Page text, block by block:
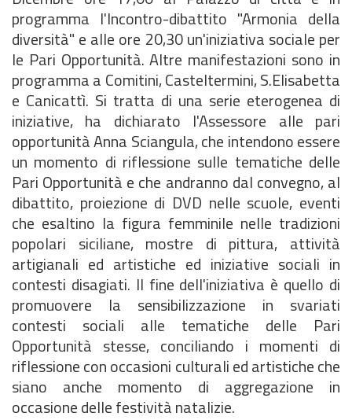
programma l'Incontro-dibattito "Armonia della
diversità" e alle ore 20,30 un'iniziativa sociale per
le Pari Opportunità. Altre manifestazioni sono in
programma a Comitini, Casteltermini, S.Elisabetta
e Canicattì. Si tratta di una serie eterogenea di
iniziative, ha dichiarato l'Assessore alle pari
opportunità Anna Sciangula, che intendono essere
un momento di riflessione sulle tematiche delle
Pari Opportunità e che andranno dal convegno, al
dibattito, proiezione di DVD nelle scuole, eventi
che esaltino la figura femminile nelle tradizioni
popolari siciliane, mostre di pittura, attività
artigianali ed artistiche ed iniziative sociali in
contesti disagiati. Il fine dell'iniziativa è quello di
promuovere la sensibilizzazione in svariati
contesti sociali alle tematiche delle Pari
Opportunità stesse, conciliando i momenti di
riflessione con occasioni culturali ed artistiche che
siano anche momento di aggregazione in
occasione delle festività natalizie.